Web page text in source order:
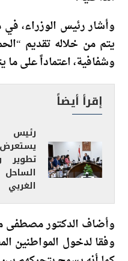
وأشار رئيس الوزراء،
يتم من خلاله تقديم
وشفافية، اعتماداً على
إقرأ أيضاً
تطوير
الغربي
وأضاف الدكتور مصطفى
وفقا لدخول المواطنين
كما أنه يسمح بتحركهم